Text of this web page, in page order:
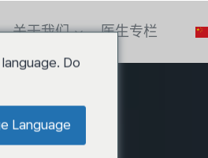
关于我们 医生专栏
Do
Language